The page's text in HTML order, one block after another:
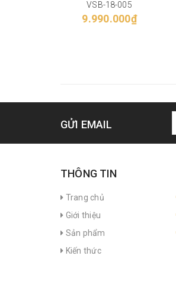
VSB-18-005
9.990.000₫
GỬI EMAIL
THÔNG TIN
Trang chủ
Giới thiệu
Sản phẩm
Kiến thức